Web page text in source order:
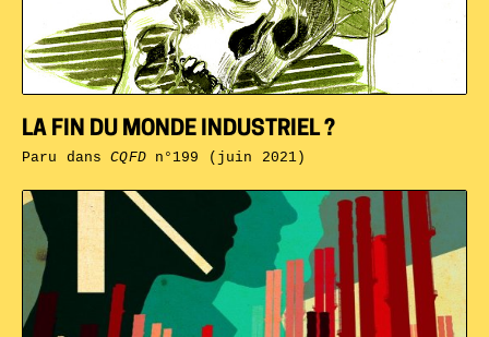
LA FIN DU MONDE INDUSTRIEL ?
Paru dansCQFDn°199 (juin 2021)